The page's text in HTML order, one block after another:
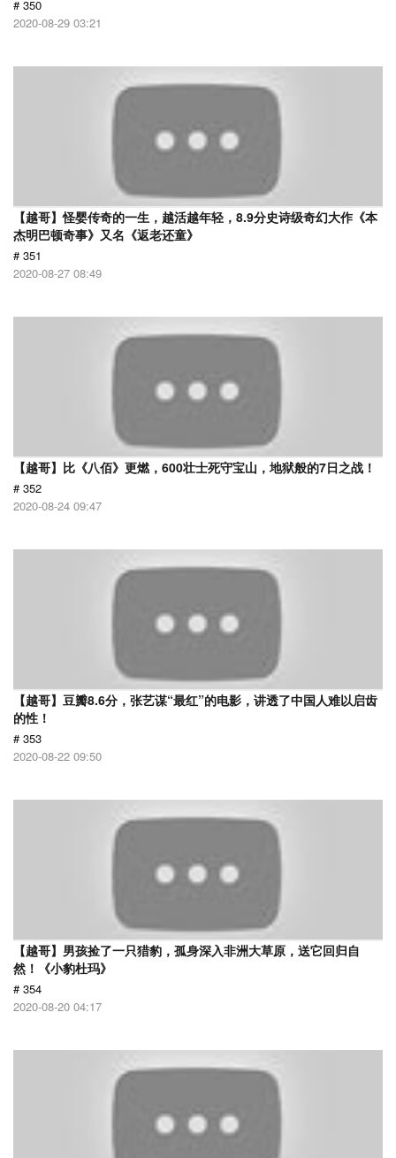
# 350
2020-08-29 03:21
【越哥】怪婴传奇的一生，越活越年轻，8.9分史诗级奇幻大作《本
杰明巴顿奇事》又名《返老还童》
# 351
2020-08-27 08:49
【越哥】比《八佰》更燃，600壮士死守宝山，地狱般的7日之战！
# 352
2020-08-24 09:47
【越哥】豆瓣8.6分，张艺谋“最红”的电影，讲透了中国人难以启齿
的性！
# 353
2020-08-22 09:50
【越哥】男孩捡了一只猎豹，孤身深入非洲大草原，送它回归自
然！《小豹杜玛》
# 354
2020-08-20 04:17